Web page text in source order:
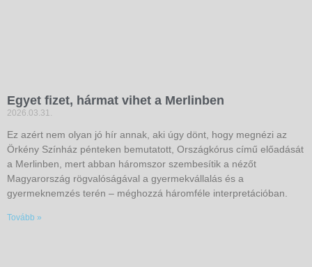
Egyet fizet, hármat vihet a Merlinben
2026.03.31.
Ez azért nem olyan jó hír annak, aki úgy dönt, hogy megnézi az
Örkény Színház pénteken bemutatott, Országkórus című előadását
a Merlinben, mert abban háromszor szembesítik a nézőt
Magyarország rögvalóságával a gyermekvállalás és a
gyermeknemzés terén – méghozzá háromféle interpretációban.
Tovább »